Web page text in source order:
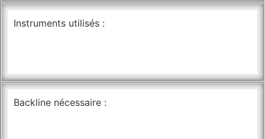
Instruments utilisés :
Backline nécessaire :